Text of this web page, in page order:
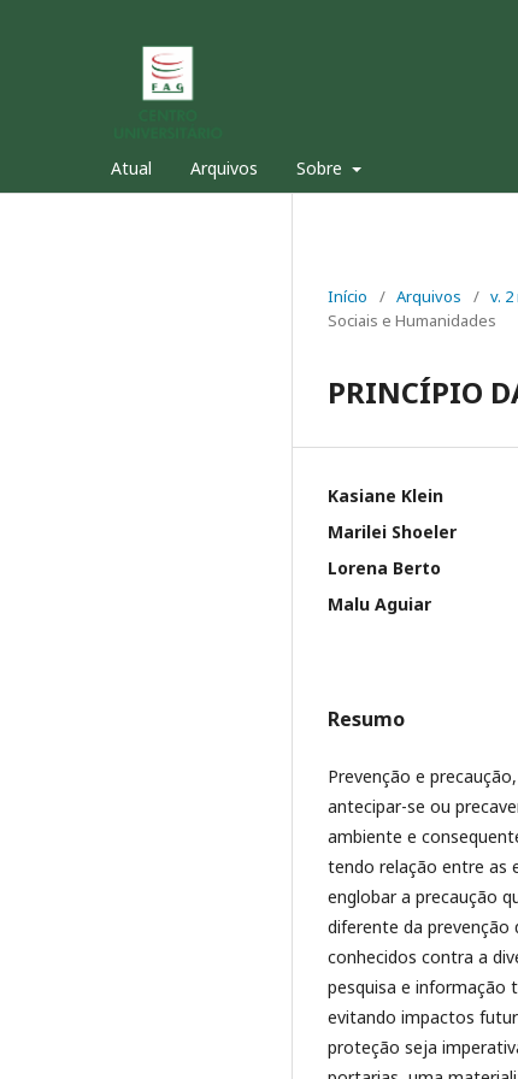
Atual Arquivos Sobre
Início / Arquivos / v.
Sociais e Humanidades
PRINCÍPIO
Kasiane Klein
Marilei Shoeler
Lorena Berto
Malu Aguiar
Resumo
Prevenção e
antecipar-se ou
ambiente e
tendo relação entre as
englobar a precaução
diferente da prevenção
conhecidos contra a
pesquisa e informação
evitando impactos
proteção seja